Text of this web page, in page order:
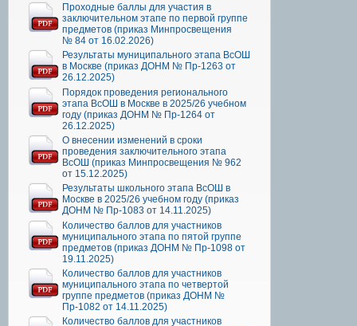
Проходные баллы для участия в
заключительном этапе по первой группе
предметов (приказ Минпросвещения
№ 84 от 16.02.2026)
Результаты муниципального этапа ВсОШ
в Москве (приказ ДОНМ № Пр-1263 от
26.12.2025)
Порядок проведения регионального
этапа ВсОШ в Москве в 2025/26 учебном
году (приказ ДОНМ № Пр-1264 от
26.12.2025)
О внесении изменений в сроки
проведения заключительного этапа
ВсОШ (приказ Минпросвещения № 962
от 15.12.2025)
Результаты школьного этапа ВсОШ в
Москве в 2025/26 учебном году (приказ
ДОНМ № Пр-1083 от 14.11.2025)
Количество баллов для участников
муниципального этапа по пятой группе
предметов (приказ ДОНМ № Пр-1098 от
19.11.2025)
Количество баллов для участников
муниципального этапа по четвертой
группе предметов (приказ ДОНМ №
Пр-1082 от 14.11.2025)
Количество баллов для участников